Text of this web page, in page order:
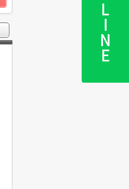
LINE